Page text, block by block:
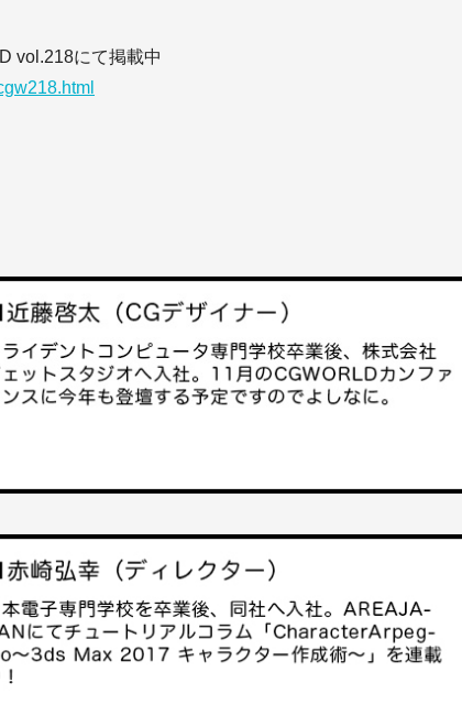
vol.218にて掲載中